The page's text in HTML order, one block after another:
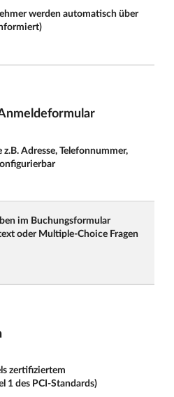
werden automatisch über
Adresse, Telefonnummer,
im Buchungsformular
oder Multiple-Choice Fragen
zertifiziertem
1 des PCI-Standards)